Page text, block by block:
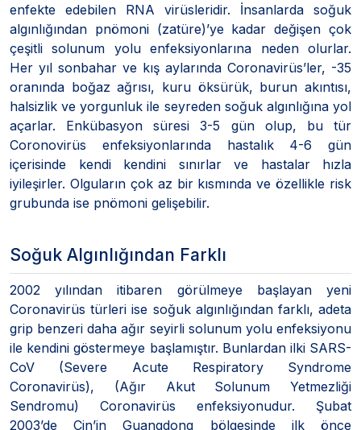
enfekte edebilen RNA virüsleridir. İnsanlarda soğuk
algınlığından pnömoni (zatüre)’ye kadar değişen çok
çeşitli solunum yolu enfeksiyonlarına neden olurlar.
Her yıl sonbahar ve kış aylarında Coronavirüs’ler, -35
oranında boğaz ağrısı, kuru öksürük, burun akıntısı,
halsizlik ve yorgunluk ile seyreden soğuk algınlığına yol
açarlar. Enkübasyon süresi 3-5 gün olup, bu tür
Coronovirüs enfeksiyonlarında hastalık 4-6 gün
içerisinde kendi kendini sınırlar ve hastalar hızla
iyileşirler. Olguların çok az bir kısmında ve özellikle risk
grubunda ise pnömoni gelişebilir.
Soğuk Algınlığından Farklı
2002 yılından itibaren görülmeye başlayan yeni
Coronavirüs türleri ise soğuk algınlığından farklı, adeta
grip benzeri daha ağır seyirli solunum yolu enfeksiyonu
ile kendini göstermeye başlamıştır. Bunlardan ilki SARS-
CoV (Severe Acute Respiratory Syndrome
Coronavirüs), (Ağır Akut Solunum Yetmezliği
Sendromu) Coronavirüs enfeksiyonudur. Şubat
2003’de Çin’in Guangdong bölgesinde ilk önce